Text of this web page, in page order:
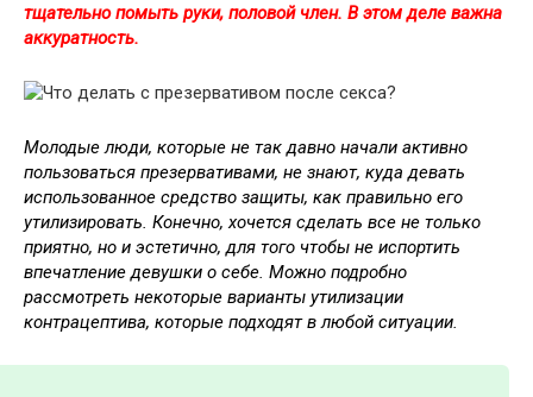
тщательно помыть руки, половой член. В этом деле важна
аккуратность.
Молодые люди, которые не так давно начали активно
пользоваться презервативами, не знают, куда девать
использованное средство защиты, как правильно его
утилизировать. Конечно, хочется сделать все не только
приятно, но и эстетично, для того чтобы не испортить
впечатление девушки о себе. Можно подробно
рассмотреть некоторые варианты утилизации
контрацептива, которые подходят в любой ситуации.